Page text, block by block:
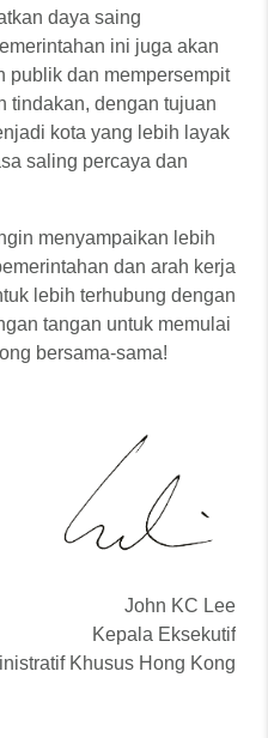
daya saing
ini juga akan
publik dan mempersempit
tindakan, dengan tujuan
kota yang lebih layak
saling percaya dan
menyampaikan lebih
dan arah kerja
lebih terhubung dengan
tangan untuk memulai
bersama-sama!
John KC Lee
Kepala Eksekutif
Khusus Hong Kong